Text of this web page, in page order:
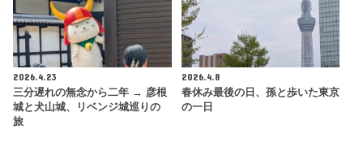
2026.4.23
三分遅れの無念から二年 → 彦根
城と犬山城、リベンジ城巡りの
旅
2026.4.8
春休み最後の日、孫と歩いた東京
の一日